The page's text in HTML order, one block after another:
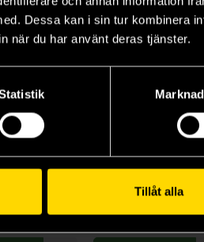
Dessa kan i sin tur kombinera
när du har använt deras tjänster.
Tillåt alla
Natsu Hyuuga
159 kr